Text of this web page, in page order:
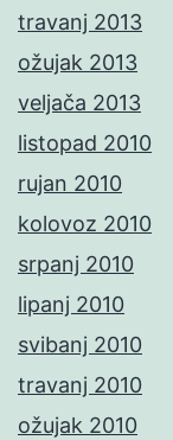
travanj 2013
ožujak 2013
veljača 2013
listopad 2010
rujan 2010
kolovoz 2010
srpanj 2010
lipanj 2010
svibanj 2010
travanj 2010
ožujak 2010